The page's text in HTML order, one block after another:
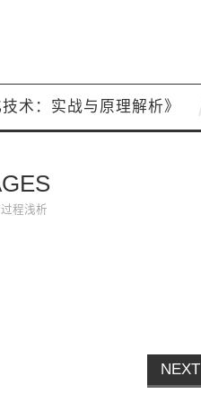
术：实战与原理解析》
程浅析
NEXT